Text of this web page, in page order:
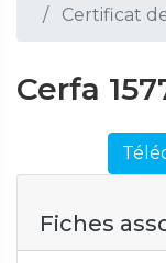
Certificat
Cerfa
Fiches